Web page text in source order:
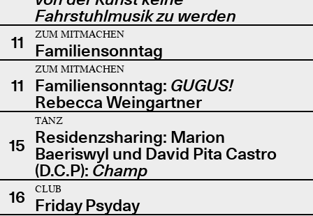
Fahrstuhlmusik zu werden
11
ZUM MITMACHEN
Familiensonntag
11
ZUM MITMACHEN
Familiensonntag: GUGUS!
Rebecca Weingartner
15
TANZ
Residenzsharing: Marion
Baeriswyl und David Pita Castro
(D.C.P): Champ
16
CLUB
Friday Psyday